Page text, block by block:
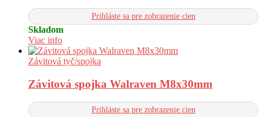
Prihláste sa pre zobrazenie cien
Skladom
Viac info
Závitová tyč/spojka
Závitová spojka Walraven M8x30mm
Prihláste sa pre zobrazenie cien